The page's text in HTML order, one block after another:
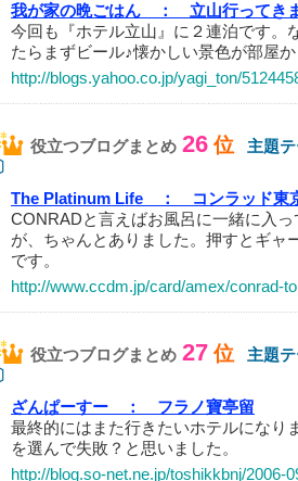
我が家の晩ごはん ：
立山行ってき
今回も『ホテル立山』に２連泊です。
たらまずビール♪懐かしい景色が部屋
http://blogs.yahoo.co.jp/yagi_ton/
役立つブログまとめ 26 位
主題
The Platinum Life ：
コンラッド
CONRADと言えばお風呂に一緒に入
が、ちゃんとありました。押すとギャ
です。
http://www.ccdm.jp/card/amex/conrad-
役立つブログまとめ 27 位
主題
ざんぱーすー ：
フラノ寶亭留
最終的にはまた行きたいホテルになり
を選んで失敗？と思いました。
http://blog.so-net.ne.jp/toshikkbnj/2006-